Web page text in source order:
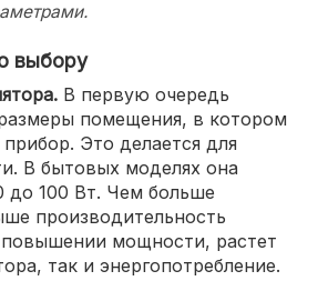
выбору
В первую очередь
помещения, в котором
Это делается для
В бытовых моделях она
до 100 Вт. Чем больше
производительность
мощности, растет
так и энергопотребление.